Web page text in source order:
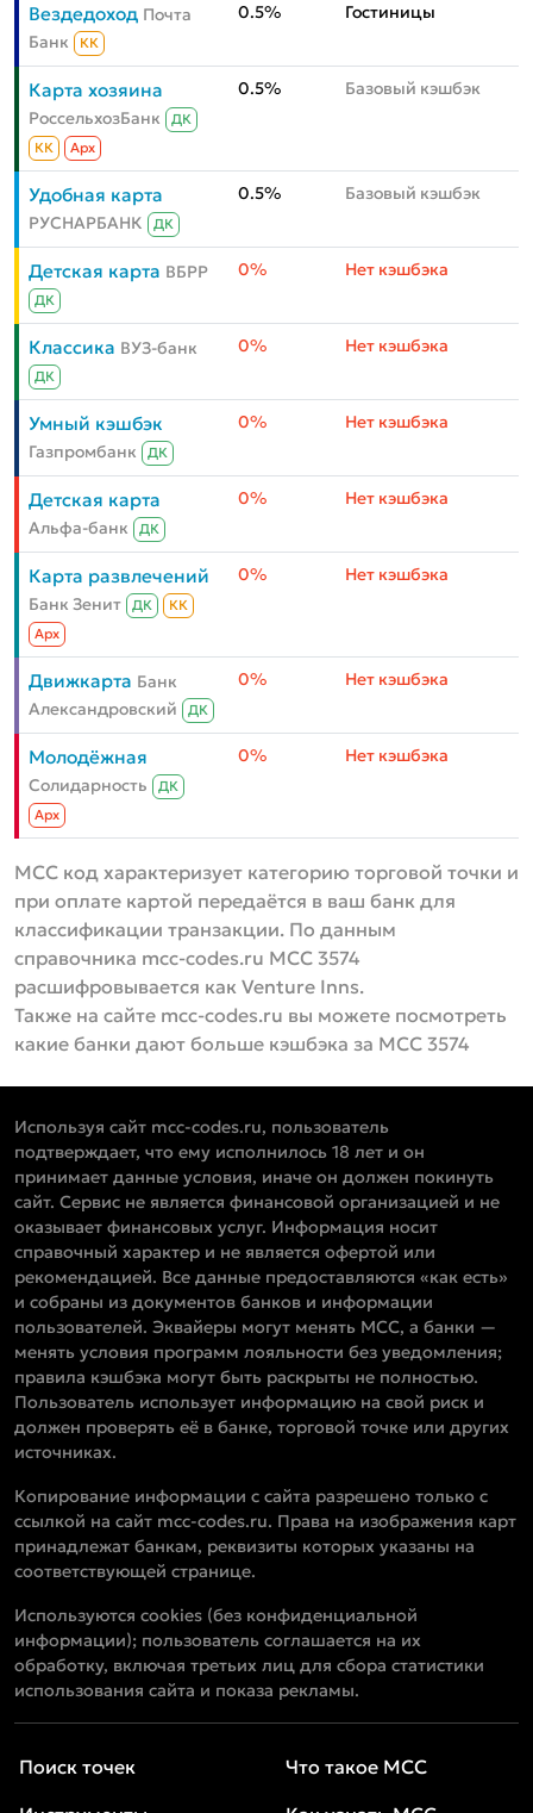
Вездедоход Почта
Банк
КК
0.5% Гостиницы
Карта хозяина
РоссельхозБанк
ДК
КК
Aрх
0.5% Базовый кэшбэк
Удобная карта
РУСНАРБАНК ДК
0.5% Базовый кэшбэк
Детская карта ВБРР
ДК
0% Нет кэшбэка
Классика ВУЗ-банк
ДК
0% Нет кэшбэка
Умный кэшбэк
Газпромбанк ДК
0% Нет кэшбэка
Детская карта
Альфа-банк ДК
0% Нет кэшбэка
Карта развлечений
Банк Зенит ДК
КК
Aрх
0% Нет кэшбэка
Движкарта Банк
Александровский
ДК
0% Нет кэшбэка
Молодёжная
Солидарность
ДК
Aрх
0% Нет кэшбэка
MCC код характеризует категорию торговой точки и
при оплате картой передаётся в ваш банк для
классификации транзакции. По данным
справочника mcc-codes.ru MCC 3574
расшифровывается как Venture Inns.
Также на сайте mcc-codes.ru вы можете посмотреть
какие банки дают больше кэшбэка за MCC 3574
Используя сайт mcc-codes.ru, пользователь
подтверждает, что ему исполнилось 18 лет и он
принимает данные условия, иначе он должен покинуть
сайт. Сервис не является финансовой организацией и не
оказывает финансовых услуг. Информация носит
справочный характер и не является офертой или
рекомендацией. Все данные предоставляются «как есть»
и собраны из документов банков и информации
пользователей. Эквайеры могут менять MCC, а банки —
менять условия программ лояльности без уведомления;
правила кэшбэка могут быть раскрыты не полностью.
Пользователь использует информацию на свой риск и
должен проверять её в банке, торговой точке или других
источниках.
Копирование информации с сайта разрешено только с
ссылкой на сайт mcc-codes.ru. Права на изображения карт
принадлежат банкам, реквизиты которых указаны на
соответствующей странице.
Используются cookies (без конфиденциальной
информации); пользователь соглашается на их
обработку, включая третьих лиц для сбора статистики
использования сайта и показа рекламы.
Поиск точек
Что такое MCC